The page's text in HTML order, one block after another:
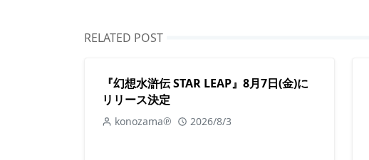
RELATED POST
『幻想水滸伝 STAR LEAP』8月7日(金)に
リリース決定
konozama℗ 2026/8/3